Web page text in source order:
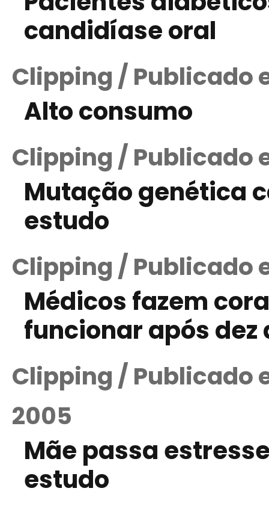
candidíase oral
Clipping / Publicado
Alto consumo
Clipping / Publicado
Mutação genética
estudo
Clipping / Publicado
Médicos fazem
funcionar após dez
Clipping / Publicado
2005
Mãe passa
estudo